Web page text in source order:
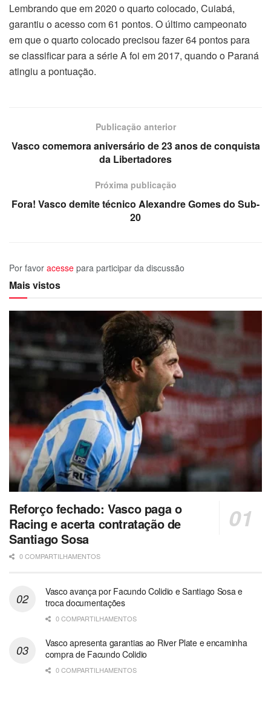
Lembrando que em 2020 o quarto colocado, Cuiabá,
garantiu o acesso com 61 pontos. O último campeonato
em que o quarto colocado precisou fazer 64 pontos para
se classificar para a série A foi em 2017, quando o Paraná
atingiu a pontuação.
Publicação anterior
Vasco comemora aniversário de 23 anos de conquista
da Libertadores
Próxima publicação
Fora! Vasco demite técnico Alexandre Gomes do Sub-
20
Por favor acesse para participar da discussão
Mais vistos
Reforço fechado: Vasco paga o
Racing e acerta contratação de
Santiago Sosa
0 COMPARTILHAMENTOS
Vasco avança por Facundo Colidio e Santiago Sosa e
troca documentações
0 COMPARTILHAMENTOS
Vasco apresenta garantias ao River Plate e encaminha
compra de Facundo Colidio
0 COMPARTILHAMENTOS